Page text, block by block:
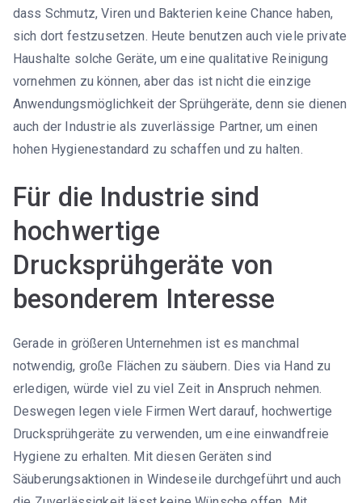
dass Schmutz, Viren und Bakterien keine Chance haben,
sich dort festzusetzen. Heute benutzen auch viele private
Haushalte solche Geräte, um eine qualitative Reinigung
vornehmen zu können, aber das ist nicht die einzige
Anwendungsmöglichkeit der Sprühgeräte, denn sie dienen
auch der Industrie als zuverlässige Partner, um einen
hohen Hygienestandard zu schaffen und zu halten.
Für die Industrie sind
hochwertige
Drucksprühgeräte von
besonderem Interesse
Gerade in größeren Unternehmen ist es manchmal
notwendig, große Flächen zu säubern. Dies via Hand zu
erledigen, würde viel zu viel Zeit in Anspruch nehmen.
Deswegen legen viele Firmen Wert darauf, hochwertige
Drucksprühgeräte zu verwenden, um eine einwandfreie
Hygiene zu erhalten. Mit diesen Geräten sind
Säuberungsaktionen in Windeseile durchgeführt und auch